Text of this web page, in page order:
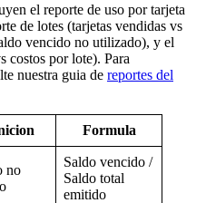
el reporte de uso por tarjeta
de lotes (tarjetas vendidas vs
vencido no utilizado), y el
costos por lote). Para
nuestra guia de reportes del
Formula
no
Saldo vencido /
Saldo total
emitido